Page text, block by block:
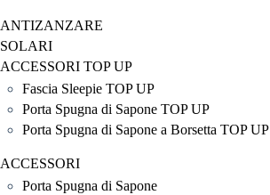
ANTIZANZARE
SOLARI
ACCESSORI TOP UP
Fascia Sleepie TOP UP
Porta Spugna di Sapone TOP UP
Porta Spugna di Sapone a Borsetta TOP UP
ACCESSORI
Porta Spugna di Sapone